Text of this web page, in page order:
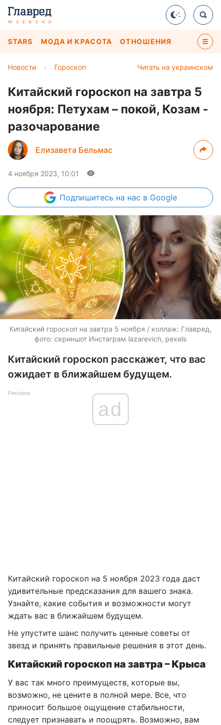
STARS МОДА И КРАСОТА ОТНОШЕНИЯ
Читать на украинском
Новости › Гороскоп
Китайский гороскоп на завтра 5
ноября: Петухам – покой, Козам -
разочарование
Елизавета Бельмас
4 ноября 2023, 10:01
Подпишитесь на нас в Google
Китайский гороскоп на завтра 5 ноября / коллаж: Главред,
фото: скриншот Инстаграм lazarevich, pexels
Китайский гороскоп расскажет, что вас
ожидает в ближайшем будущем.
Реклама
ad
Китайский гороскоп на 5 ноября 2023 года даст
удивительные предсказания для вашего знака.
Узнайте, какие события и возможности могут
ждать вас в ближайшем будущем.
Не упустите шанс получить ценные советы от
звезд и принять правильные решения в этот день.
Китайский гороскоп на завтра – Крыса
У вас так много преимуществ, которые вы,
возможно, не цените в полной мере. Все, что
приносит большое ощущение стабильности,
следует признавать и поощрять. Возможно, вам